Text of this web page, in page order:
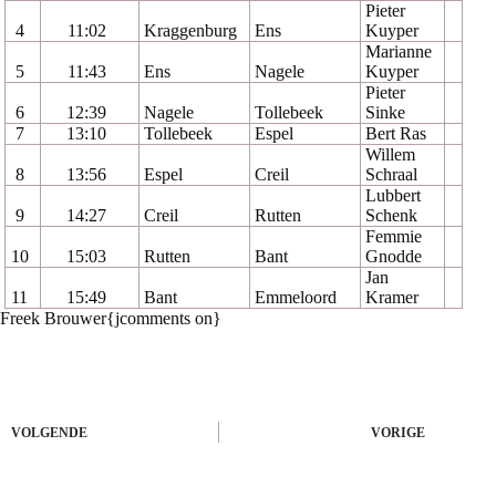
4 11:02 Kraggenburg Ens
Pieter
Kuyper
5 11:43 Ens Nagele
Marianne
Kuyper
6 12:39 Nagele Tollebeek
Pieter
Sinke
7
13:10 Tollebeek Espel Bert Ras
8 13:56 Espel Creil
Willem
Schraal
9 14:27 Creil Rutten
Lubbert
Schenk
10 15:03 Rutten Bant
Femmie
Gnodde
11 15:49 Bant Emmeloord
Jan
Kramer
Freek Brouwer{jcomments on}
VORIGE
VOLGENDE